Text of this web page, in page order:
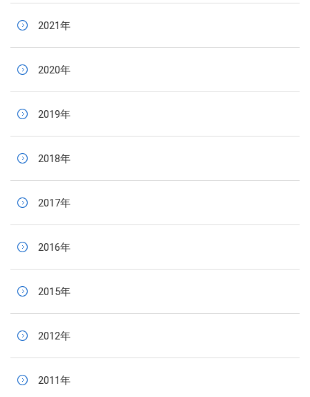
2021年
2020年
2019年
2018年
2017年
2016年
2015年
2012年
2011年